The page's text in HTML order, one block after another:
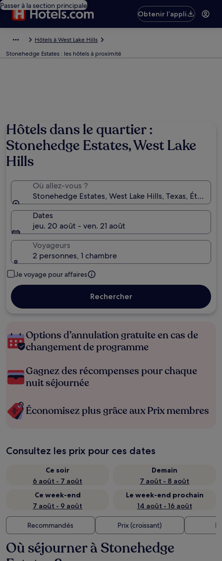
Passer à la section principale
Obtenir l’appli
Hôtels à West Lake Hills
Stonehedge Estates : les hôtels à proximité
Hôtels dans le quartier :
Stonehedge Estates, West Lake
Hills
Où allez-vous ?
Stonehedge Estates, West Lake Hills, Texas, États-
Dates
jeu. 20 août - ven. 21 août
Voyageurs
2 personnes, 1 chambre
Je voyage pour affaires
Rechercher
Options d’annulation gratuite en cas de
changement de programme
Gagnez des récompenses pour chaque
nuit séjournée
Économisez plus grâce aux Prix membres
Consultez les prix pour ces dates
Ce soir
6 août - 7 août
Demain
7 août - 8 août
Ce week-end
7 août - 9 août
Le week-end prochain
14 août - 16 août
Recommandés Prix (croissant)
Où séjourner à Stonehedge